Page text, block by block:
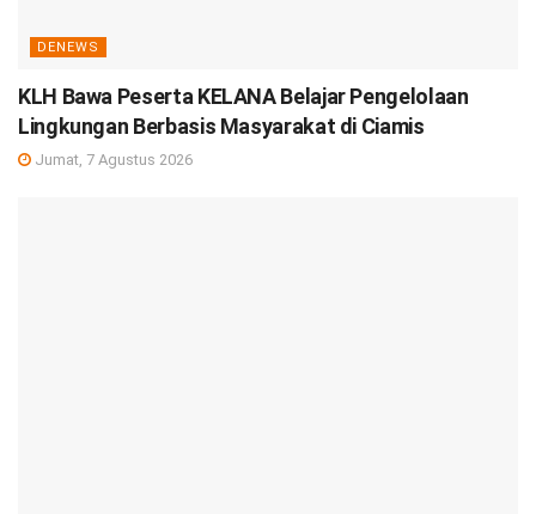
DENEWS
KLH Bawa Peserta KELANA Belajar Pengelolaan
Lingkungan Berbasis Masyarakat di Ciamis
Jumat, 7 Agustus 2026